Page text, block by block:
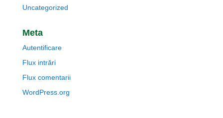
Uncategorized
Meta
Autentificare
Flux intrări
Flux comentarii
WordPress.org